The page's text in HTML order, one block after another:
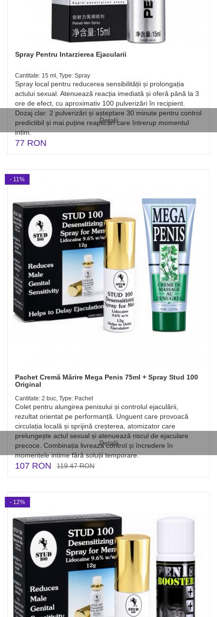
Detalii
Spray Pentru Intarzierea Ejacularii
Cantitate: 15 ml, Type: Spray
Spray local pentru reducerea sensibilității și prolongația
actului sexual. Atenuează reacția imediată și oferă până la 3
ore de efect, cu aproximativ 100 pulverizări în recipient.
Dozaj clar: 2 pulverizări și așteptare 30 minute pentru control
predictibil și mai puține reaplicări care întrerup momentul
intim.
77 RON
Detalii
Pachet Cremă Mărire Mega Penis 75ml + Spray Stud 100
Original
Cantitate: 2 buc, Type: Pachet
Colet pentru alungirea penisului și controlul ejaculării,
rezultat orientat pe performanță. Unguent care provoacă
circulația locală și sprijină creșterea, atomizator care
prelungește actul sexual și atenuează riscul de ejaculare
precoce. Combinația livrează control și încredere în
momentele intime fără soluții temporare.
107 RON 119.47 RON
- 11%
- 12%